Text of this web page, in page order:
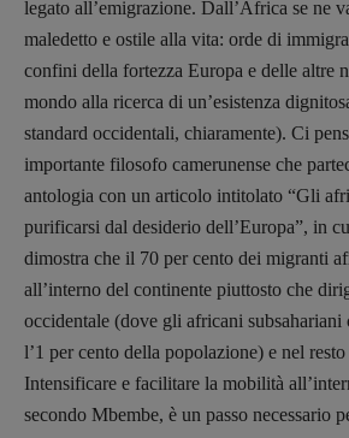
Psichedelia
Scienza
Stranimondi
Tornare a Ballard
Valerio Evangelisti
Vampirismi
Zong!
Antonella Marrone
REDAZIONE
Walter Catalano ,Giuseppe Costigliola,
legato all’emigrazione. Dall’Africa se ne
maledetto e ostile alla vita: orde di
confini della fortezza Europa e delle altre
mondo alla ricerca di un’esistenza
standard occidentali, chiaramente). Ci
importante filosofo camerunense che
antologia con un articolo intitolato “Gli
purificarsi dal desiderio dell’Europa”, in
dimostra che il 70 per cento dei migranti
all’interno del continente piuttosto che
occidentale (dove gli africani subsahariani
l’1 per cento della popolazione) e nel
Intensificare e facilitare la mobilità
secondo Mbembe, è un passo necessario